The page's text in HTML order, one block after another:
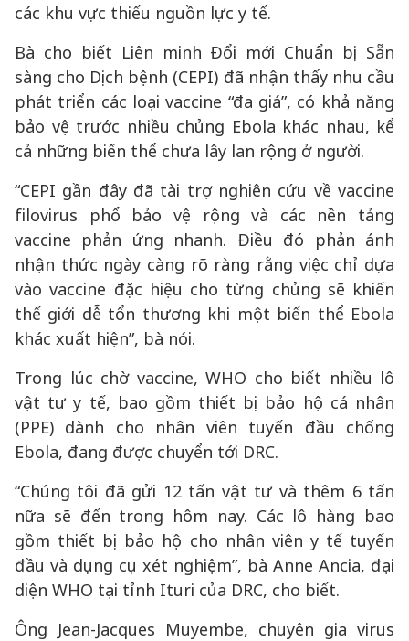
các khu vực thiếu nguồn lực y tế.
Bà cho biết Liên minh Đổi mới Chuẩn bị Sẵn
sàng cho Dịch bệnh (CEPI) đã nhận thấy nhu cầu
phát triển các loại vaccine “đa giá”, có khả năng
bảo vệ trước nhiều chủng Ebola khác nhau, kể
cả những biến thể chưa lây lan rộng ở người.
“CEPI gần đây đã tài trợ nghiên cứu về vaccine
filovirus phổ bảo vệ rộng và các nền tảng
vaccine phản ứng nhanh. Điều đó phản ánh
nhận thức ngày càng rõ ràng rằng việc chỉ dựa
vào vaccine đặc hiệu cho từng chủng sẽ khiến
thế giới dễ tổn thương khi một biến thể Ebola
khác xuất hiện”, bà nói.
Trong lúc chờ vaccine, WHO cho biết nhiều lô
vật tư y tế, bao gồm thiết bị bảo hộ cá nhân
(PPE) dành cho nhân viên tuyến đầu chống
Ebola, đang được chuyển tới DRC.
“Chúng tôi đã gửi 12 tấn vật tư và thêm 6 tấn
nữa sẽ đến trong hôm nay. Các lô hàng bao
gồm thiết bị bảo hộ cho nhân viên y tế tuyến
đầu và dụng cụ xét nghiệm”, bà Anne Ancia, đại
diện WHO tại tỉnh Ituri của DRC, cho biết.
Ông Jean-Jacques Muyembe, chuyên gia virus